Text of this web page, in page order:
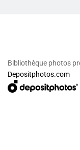
Bibliothèque photos
Depositphotos.com